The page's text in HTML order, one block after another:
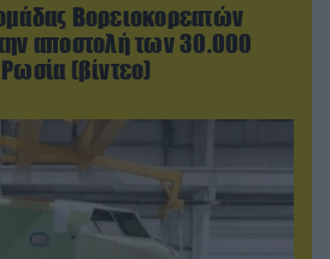
Βορειοκορεατών
αποστολή των 30.000
(βίντεο)